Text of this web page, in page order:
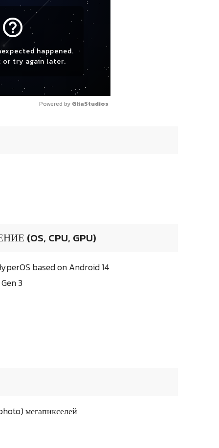
help_outline
happened.
or try again later.
Powered by GliaStudios
(OS, CPU, GPU)
based on Android 14
3
мегапикселей